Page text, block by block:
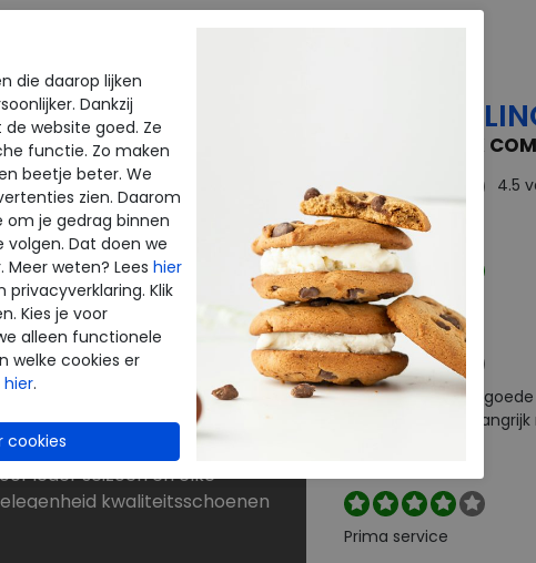
KORTINGEN TOT 60%
schoenen outlet met grote
Merkschoenenstunter vindt u
schoenen van de beste
De new arrivals van uw
merk verrassen elke
weer. Op zoek naar
voor lange
Naar
voor de winter? Of kunt u
wel een paar slippers of
gebruiken? U shopt
ieder seizoen en elke
kwaliteitsschoenen
THE FEEDBACK
4.5
beoordelingen
Perfect
Snelle levering en
retourneren is
Prima service
die daarop lijken
Dankzij
website goed. Ze
functie. Zo maken
beetje beter. We
zien. Daarom
om je gedrag binnen
Dat doen we
weten? Lees hier
Klik
Kies je voor
alleen functionele
welke cookies er
hier.